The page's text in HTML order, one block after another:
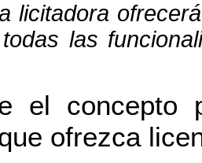
licitadora
las
el concepto
ofrezca